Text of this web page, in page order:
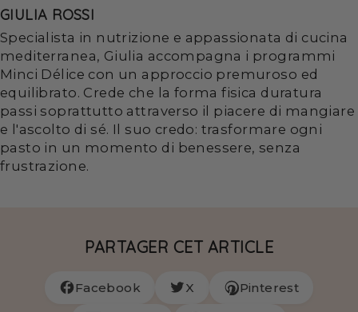
GIULIA ROSSI
Specialista in nutrizione e appassionata di cucina
mediterranea, Giulia accompagna i programmi
Minci Délice con un approccio premuroso ed
equilibrato. Crede che la forma fisica duratura
passi soprattutto attraverso il piacere di mangiare
e l'ascolto di sé. Il suo credo: trasformare ogni
pasto in un momento di benessere, senza
frustrazione.
PARTAGER CET ARTICLE
Facebook X Pinterest